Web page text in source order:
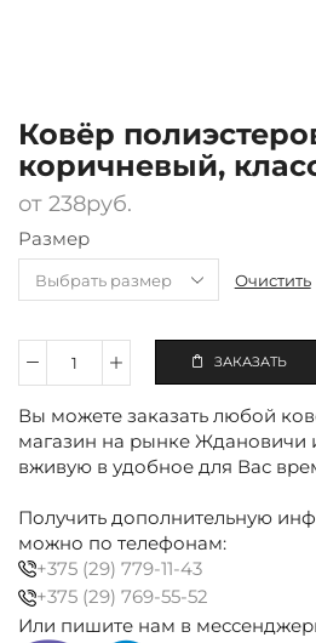
Ковёр
коричневый,
от 238руб.
Размер
Очистить
Количество
полиэстеровый
бежево-
коричневый,
классика
ЗАКАЗАТЬ
Вы можете заказать любой
магазин на рынке Ждановичи
вживую в удобное для Вас
Получить дополнительную
можно по телефонам:
+375 (29) 779-11-43
+375 (29) 769-55-52
Или пишите нам в